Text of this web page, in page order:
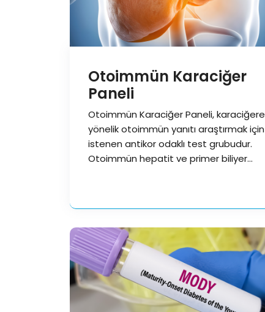
Otoimmün Karaciğer
Paneli
Otoimmün Karaciğer Paneli, karaciğere
yönelik otoimmün yanıtı araştırmak için
istenen antikor odaklı test grubudur.
Otoimmün hepatit ve primer biliyer